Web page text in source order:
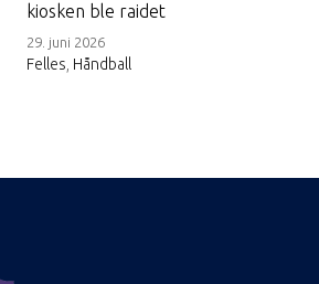
kiosken ble raidet
29. juni 2026
Felles, Håndball